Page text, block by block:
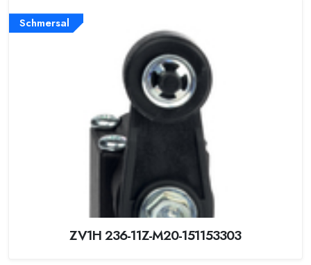
Schmersal
ZV1H 236-11Z-M20-151153303